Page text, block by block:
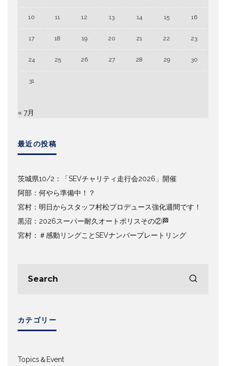
10 11 12 13 14 15 16
17 18 19 20 21 22 23
24 25 26 27 28 29 30
31
« 7月
最近の投稿
茨城県10/2：「SEVチャリティ走行会2026」開催
阿部：何やら準備中！？
宮村：明日からスタッフ村松プロデュース強化週間です！
黒沼：2026スーパー耐久オートポリスその②🏁
宮村：＃感動リングことSEVナンバープレートリング
カテゴリー
Topics＆Event